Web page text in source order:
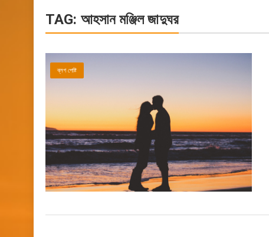
TAG: আহসান মঞ্জিল জাদুঘর
ব্লগ পোষ্ট